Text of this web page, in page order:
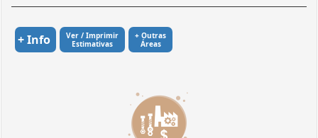
+ Info
Ver / Imprimir
Estimativas
+ Outras
Áreas